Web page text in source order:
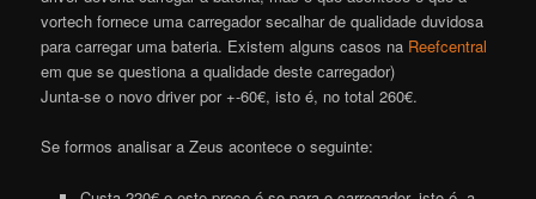
vortech fornece uma carregador secalhar de qualidade duvidosa
para carregar uma bateria. Existem alguns casos na Reefcentral
em que se questiona a qualidade deste carregador)
Junta-se o novo driver por +-60€, isto é, no total 260€.
Se formos analisar a Zeus acontece o seguinte: